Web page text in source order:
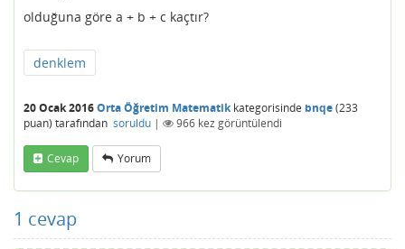
olduğuna göre a + b + c kaçtır?
denklem
20 Ocak 2016Orta Öğretim Matematikkategorisinde bnqe(233
puan) tarafından soruldu | 966 kez görüntülendi
Cevap Yorum
1 cevap